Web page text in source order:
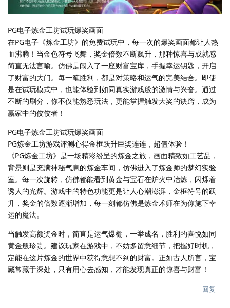
PG电子炼金工坊试玩爆奖画面
在PG电子《炼金工坊》的免费试玩中，每一次的爆奖画面都让人热
血沸腾！当金色符号飞舞，奖金倍数不断飙升，那种惊喜与成就感
简直无法言喻。仿佛是闯入了一座财富宝库，手握幸运钥匙，开启
了财富的大门。每一笔胜利，都是对策略和运气的完美结合。即使
是在试玩模式中，也能体验到如同真实游戏般的激情与兴奋。通过
不断的刷分，你不仅能熟悉玩法，更能掌握触发大奖的诀窍，成为
赢家中的佼佼者！
PG电子炼金工坊试玩爆奖画面
PG炼金工坊游戏评测心得金框跃升巨奖连连，超值体验！
《PG炼金工坊》是一场精彩纷呈的炼金之旅，画面精致如工艺品，
背景则是充满神秘气息的炼金车间，仿佛进入了炼金师的梦幻实验
室。每一次旋转，仿佛都能看到黄金与宝石在炉火中冶炼，闪烁着
诱人的光辉。游戏中的特色功能更是让人心潮澎湃，金框符号的跃
升，奖金的倍数逐渐增加，每一刻都仿佛是炼金术师在为你施下幸
运的魔法。
当触发高额奖金时，简直是运气爆棚，一举成名，胜利的喜悦如同
黄金般珍贵。建议玩家在游戏中，不妨多留意细节，把握好时机，
定能在这片炼金的世界中获得意想不到的财富。正如古人所言，宝
藏常藏于深处，只有用心去感知，才能发现真正的惊喜与财富！
回复